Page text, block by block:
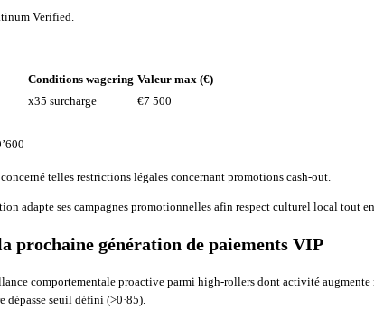
Verified.
Conditions wagering Valeur max (€)
x35 surcharge
€7 500
telles restrictions légales concernant promotions cash-out.
adapte ses campagnes promotionnelles afin respect culturel local tout
génération de paiements VIP
comportementale proactive parmi high‑rollers dont activité
seuil défini (>0·85).